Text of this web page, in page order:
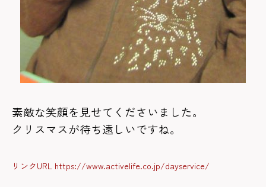
素敵な笑顔を見せてくださいました。
クリスマスが待ち遠しいですね。
リンクURL https://www.activelife.co.jp/dayservice/